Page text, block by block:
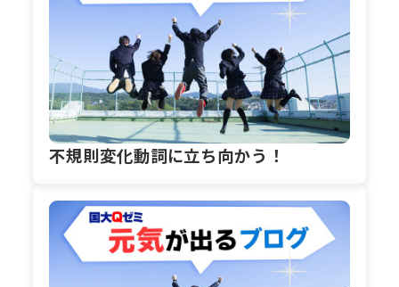
不規則変化動詞に立ち向かう！